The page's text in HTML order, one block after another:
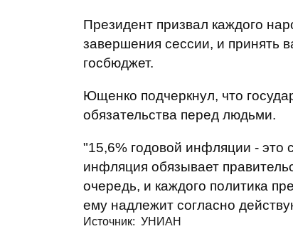
Президент призвал каждого
завершения сессии, и принять
госбюджет.
Ющенко подчеркнул, что
обязательства перед людьми.
"15,6% годовой инфляции - это
инфляция обязывает
очередь, и каждого политика
ему надлежит согласно
Источник: УНИАН